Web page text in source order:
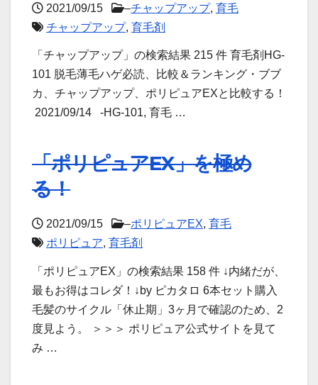
2021/09/15 –チャップアップ, 育毛
チャップアップ, 育毛剤
「チャップアップ」の検索結果 215 件 育毛剤HG-
101 脱毛薄毛ハゲ必読、比較＆ランキング・ブブ
カ、チャップアップ、ポリピュアEXと比較する！
2021/09/14 -HG-101, 育毛 …
「ポリピュアEX」を極め
る！
2021/09/15 –ポリピュアEX, 育毛
ポリピュア, 育毛剤
「ポリピュアEX」の検索結果 158 件 ↓内緒だが、
最もお得はコレダ！↓by ピカタロ 6本セット購入
毛髪のサイクル「休止期」3ヶ月で確認のため、2
度見よう。 ＞＞＞ ポリピュア公式サイトを見て
み …